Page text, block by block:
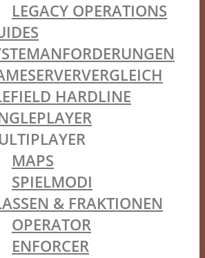
LEGACY OPERATIONS
HARDLINE
MAPS
SPIELMODI
& FRAKTIONEN
OPERATOR
ENFORCER